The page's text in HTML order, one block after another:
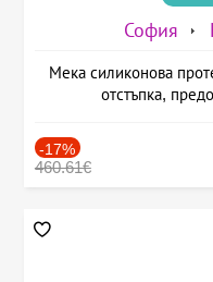
София
Мека силиконова
отстъпка,
-17%
460.61€